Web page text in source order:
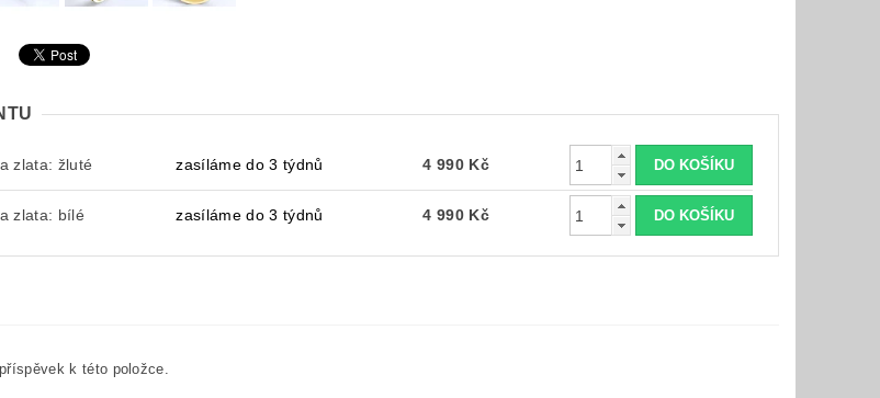
zlata: žluté zasíláme do 3 týdnů 4 990 Kč
zlata: bílé zasíláme do 3 týdnů 4 990 Kč
k této položce.